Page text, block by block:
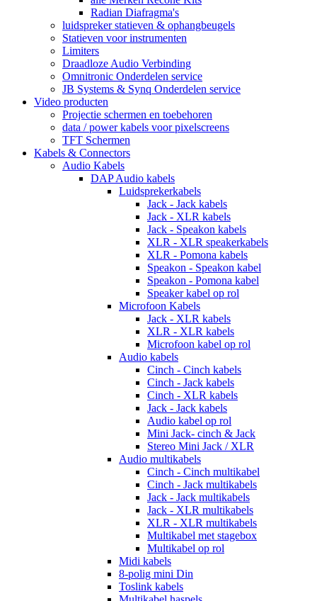
Radian Diafragma's
luidspreker statieven & ophangbeugels
Statieven voor instrumenten
Limiters
Draadloze Audio Verbinding
Omnitronic Onderdelen service
JB Systems & Synq Onderdelen service
Video producten
Projectie schermen en toebehoren
data / power kabels voor pixelscreens
TFT Schermen
Kabels & Connectors
Audio Kabels
DAP Audio kabels
Luidsprekerkabels
Jack - Jack kabels
Jack - XLR kabels
Jack - Speakon kabels
XLR - XLR speakerkabels
XLR - Pomona kabels
Speakon - Speakon kabel
Speakon - Pomona kabel
Speaker kabel op rol
Microfoon Kabels
Jack - XLR kabels
XLR - XLR kabels
Microfoon kabel op rol
Audio kabels
Cinch - Cinch kabels
Cinch - Jack kabels
Cinch - XLR kabels
Jack - Jack kabels
Audio kabel op rol
Mini Jack- cinch & Jack
Stereo Mini Jack / XLR
Audio multikabels
Cinch - Cinch multikabel
Cinch - Jack multikabels
Jack - Jack multikabels
Jack - XLR multikabels
XLR - XLR multikabels
Multikabel met stagebox
Multikabel op rol
Midi kabels
8-polig mini Din
Toslink kabels